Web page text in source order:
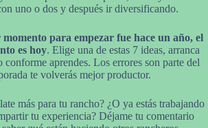
uno o dos y después ir diversificando.
para empezar fue hace un año, el
es hoy. Elige una de estas 7 ideas, arranca
conforme aprendes. Los errores son parte del
te volverás mejor productor.
más para tu rancho? ¿O ya estás trabajando
tu experiencia? Déjame tu comentario